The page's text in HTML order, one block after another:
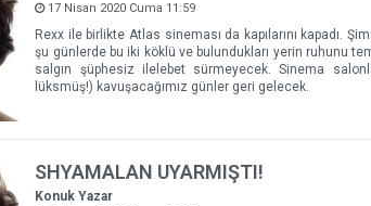
17 Nisan 2020 Cuma 11:59
Rexx ile birlikte Atlas sineması da kapılarını kapadı.
şu günlerde bu iki köklü ve bulundukları yerin ruhunu
salgın şüphesiz ilelebet sürmeyecek. Sinema
lüksmüş!) kavuşacağımız günler geri gelecek.
SHYAMALAN UYARMIŞTI!
Konuk Yazar